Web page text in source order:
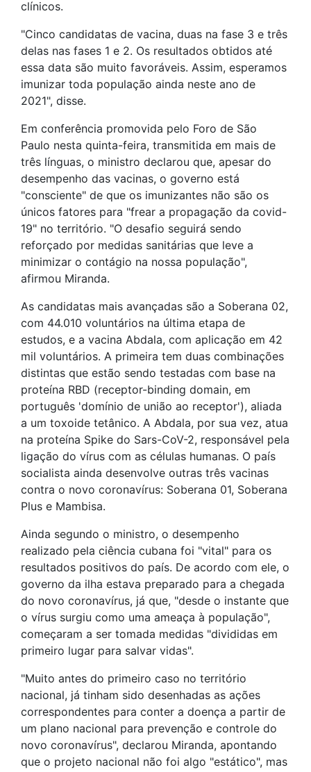
clínicos.
"Cinco candidatas de vacina, duas na fase 3 e três
delas nas fases 1 e 2. Os resultados obtidos até
essa data são muito favoráveis. Assim, esperamos
imunizar toda população ainda neste ano de
2021", disse.
Em conferência promovida pelo Foro de São
Paulo nesta quinta-feira, transmitida em mais de
três línguas, o ministro declarou que, apesar do
desempenho das vacinas, o governo está
"consciente" de que os imunizantes não são os
únicos fatores para "frear a propagação da covid-
19" no território. "O desafio seguirá sendo
reforçado por medidas sanitárias que leve a
minimizar o contágio na nossa população",
afirmou Miranda.
As candidatas mais avançadas são a Soberana 02,
com 44.010 voluntários na última etapa de
estudos, e a vacina Abdala, com aplicação em 42
mil voluntários. A primeira tem duas combinações
distintas que estão sendo testadas com base na
proteína RBD (receptor-binding domain, em
português 'domínio de união ao receptor'), aliada
a um toxoide tetânico. A Abdala, por sua vez, atua
na proteína Spike do Sars-CoV-2, responsável pela
ligação do vírus com as células humanas. O país
socialista ainda desenvolve outras três vacinas
contra o novo coronavírus: Soberana 01, Soberana
Plus e Mambisa.
Ainda segundo o ministro, o desempenho
realizado pela ciência cubana foi "vital" para os
resultados positivos do país. De acordo com ele, o
governo da ilha estava preparado para a chegada
do novo coronavírus, já que, "desde o instante que
o vírus surgiu como uma ameaça à população",
começaram a ser tomada medidas "divididas em
primeiro lugar para salvar vidas".
"Muito antes do primeiro caso no território
nacional, já tinham sido desenhadas as ações
correspondentes para conter a doença a partir de
um plano nacional para prevenção e controle do
novo coronavírus", declarou Miranda, apontando
que o projeto nacional não foi algo "estático", mas